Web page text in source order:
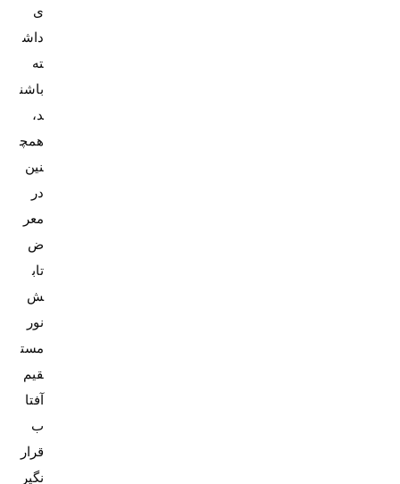
ی
داش
ته
باشن
د،
همچ
نین
در
معر
ض
تاب
ش
نور
مست
قیم
آفتا
ب
قرار
نگیر